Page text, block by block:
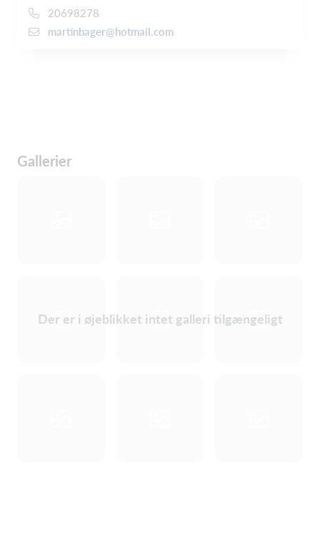
20698278
martinbager@hotmail.com
Gallerier
Der er i øjeblikket intet galleri tilgængeligt